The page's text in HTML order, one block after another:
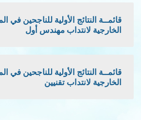
قائمــة النتائج الأولية للناجحين في
الخارجية لانتداب مهندس أول
قائمــة النتائج الأولية للناجحين في
الخارجية لانتداب تقنيين